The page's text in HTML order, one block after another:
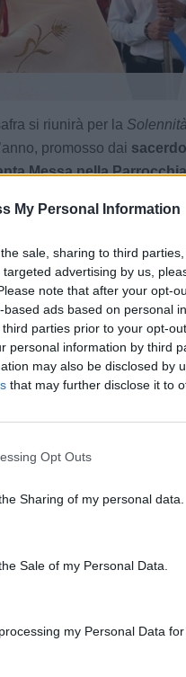
My Personal Information
sale, sharing to third
advertising by us,
note that after your opt-
ads based on personal
parties prior to your opt-
personal information by third
may also be disclosed by
that may further disclose it to
Opt Outs
Sharing of my personal data.
Sale of my Personal Data.
si riunirà per la
promosso dai
Messa nella
Zara, Via Saffi, Piazza
Via Puglia, Via
Corso Italia, Ponte
Via Vitt. Veneto, Via E.
, culmine spirituale della
, affinché questo
decorare balconi e affacci